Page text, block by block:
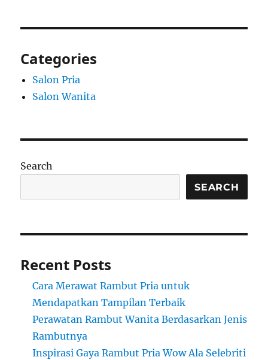
Categories
Salon Pria
Salon Wanita
Search
SEARCH
Recent Posts
Cara Merawat Rambut Pria untuk
Mendapatkan Tampilan Terbaik
Perawatan Rambut Wanita Berdasarkan Jenis
Rambutnya
Inspirasi Gaya Rambut Pria Wow Ala Selebriti